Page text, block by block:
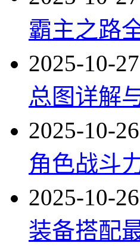
霸主之路
2025-10-
总图详解
2025-10-
角色战斗力
2025-10-
装备搭配